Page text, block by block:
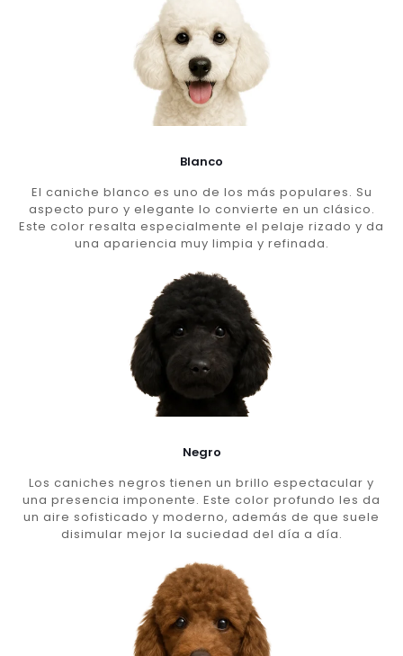
Blanco
El caniche blanco es uno de los más populares. Su
aspecto puro y elegante lo convierte en un clásico.
Este color resalta especialmente el pelaje rizado y da
una apariencia muy limpia y refinada.
Negro
Los caniches negros tienen un brillo espectacular y
una presencia imponente. Este color profundo les da
un aire sofisticado y moderno, además de que suele
disimular mejor la suciedad del día a día.